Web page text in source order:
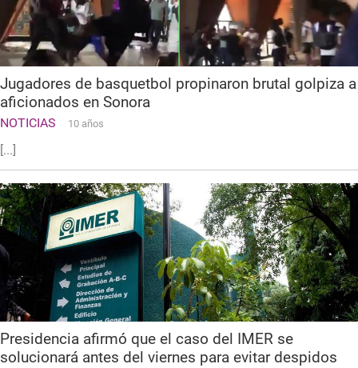
Jugadores de basquetbol propinaron brutal golpiza a
aficionados en Sonora
NOTICIAS 10 años
[...]
Presidencia afirmó que el caso del IMER se
solucionará antes del viernes para evitar despidos